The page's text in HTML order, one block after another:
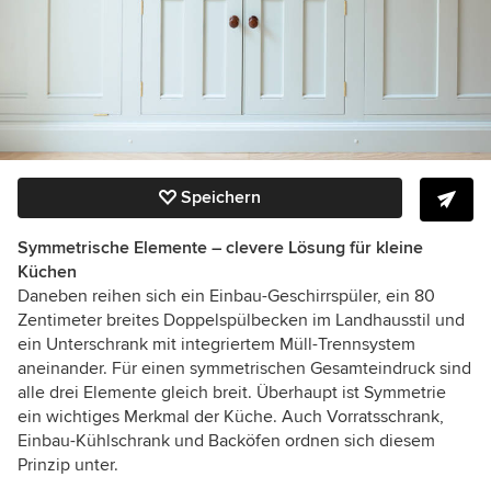
Speichern
Symmetrische Elemente – clevere Lösung für kleine
Küchen
Daneben reihen sich ein Einbau-Geschirrspüler, ein 80
Zentimeter breites Doppelspülbecken im Landhausstil und
ein Unterschrank mit integriertem Müll-Trennsystem
aneinander. Für einen symmetrischen Gesamteindruck sind
alle drei Elemente gleich breit. Überhaupt ist Symmetrie
ein wichtiges Merkmal der Küche. Auch Vorratsschrank,
Einbau-Kühlschrank und Backöfen ordnen sich diesem
Prinzip unter.